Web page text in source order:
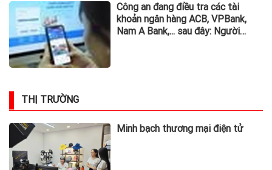
Công an đang điều tra các tài
khoản ngân hàng ACB, VPBank,
Nam A Bank,... sau đây: Người
THỊ TRƯỜNG
Minh bạch thương mại điện tử